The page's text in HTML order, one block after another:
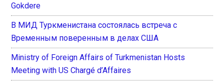
Gokdere
В МИД Туркменистана состоялась встреча с
Временным поверенным в делах США
Ministry of Foreign Affairs of Turkmenistan Hosts
Meeting with US Chargé d’Affaires